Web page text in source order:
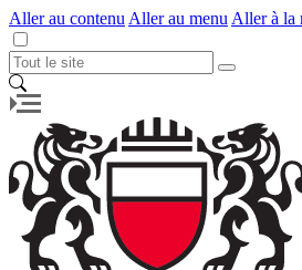
Aller au contenu Aller au menu Aller à la